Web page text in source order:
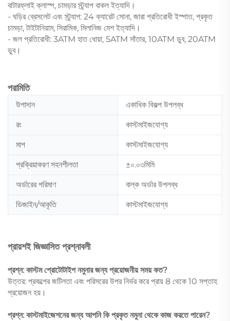
বাটারফ্লাই ক্লাস্প, চামড়ার স্ট্র্যাপ বাকল ইত্যাদি।
- ঘড়ির ব্রেসলেট এবং স্ট্র্যাপ: 24 ক্যারেট সোনা, জারা প্রতিরোধী ইস্পাত, প্রকৃত
চামড়া, টাইটানিয়াম, সিরামিক, মিলানিজ মেশ ইত্যাদি।
- জল প্রতিরোধী: 3ATM হাত ধোয়া, 5ATM সাঁতার, 10ATM ডুব, 20ATM
ডুব।
পরামিতি
উপাদান একাধিক বিকল্প উপলব্ধ
রং কাস্টমাইজযোগ্য
মাপ কাস্টমাইজযোগ্য
প্রক্রিয়াকরণ সহনশীলতা ±০.০৩মিমি
অর্ডারের পরিমাণ বাল্ক অর্ডার উপলব্ধ
ডিজাইন/আকৃতি কাস্টমাইজযোগ্য
প্রায়শই জিজ্ঞাসিত প্রশ্নাবলী
প্রশ্ন: কাস্টম প্রোটোটাইপ নমুনার জন্য প্রয়োজনীয় সময় কত?
উত্তর: প্রকল্পের জটিলতা এবং পরিসরের উপর নির্ভর করে প্রায় 8 থেকে 10 সপ্তাহ
প্রয়োজন হয়।
প্রশ্ন: কাস্টমাইজেশনের জন্য আপনি কি প্রকৃত নমুনা থেকে কাজ করতে পারেন?